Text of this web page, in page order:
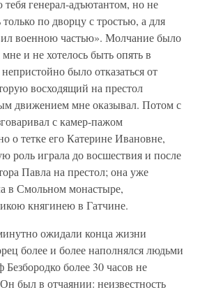
тебя генерал-адъютантом, но не
по дворцу с тростью, а для
военною частью». Молчание было
и не хотелось быть опять в
было отказаться от
восходящий на престол
движением мне оказывал. Потом с
с камер-пажом
о тетке его Катерине Ивановне,
роль играла до восшествия и после
Павла на престол; она уже
в Смольном монастыре,
княгинею в Гатчине.
ожидали конца жизни
более и более наполнялся людьми
Безбородко более 30 часов не
был в отчаянии: неизвестность